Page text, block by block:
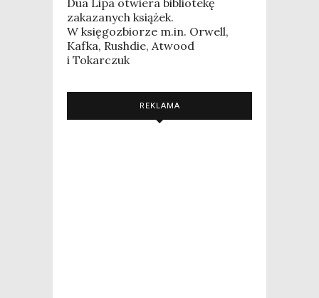
Dua Lipa otwiera bibliotekę
zakazanych książek.
W księgozbiorze m.in. Orwell,
Kafka, Rushdie, Atwood
i Tokarczuk
REKLAMA